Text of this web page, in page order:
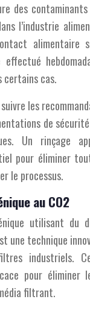
des
l’industrie
alimentaire
certains cas.
les
de
Un rinçage
pour éliminer
le processus.
au CO2
utilisant du
une technique
industriels.
pour éliminer
filtrant.